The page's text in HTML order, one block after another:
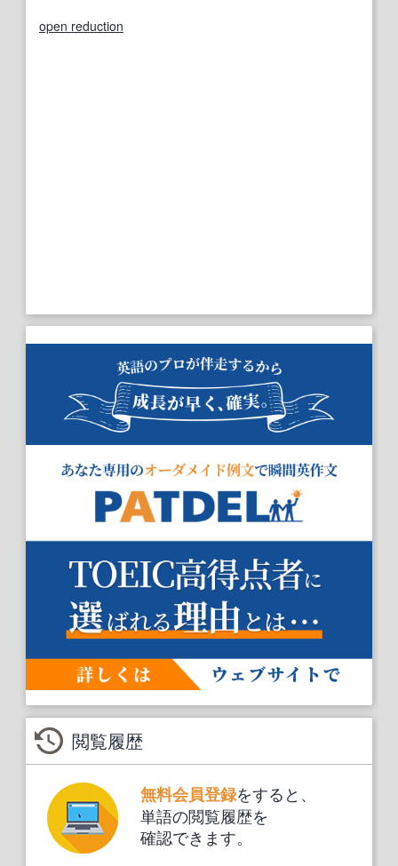
open reduction
閲覧履歴
無料会員登録をすると、
単語の閲覧履歴を
確認できます。